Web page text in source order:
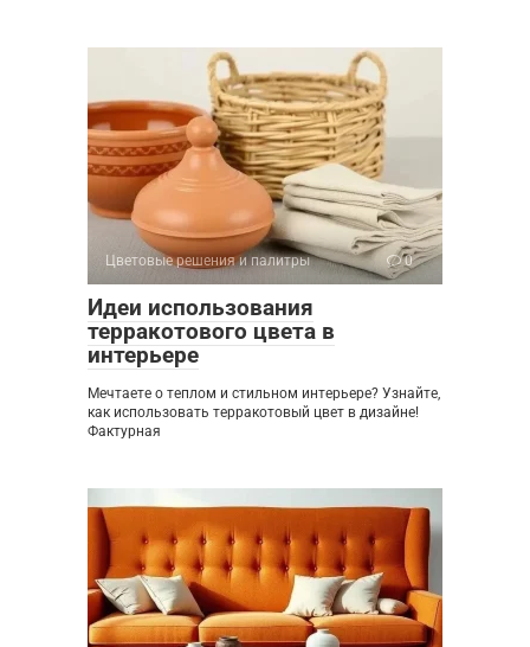
Цветовые решения и палитры 0
Идеи использования
терракотового цвета в
интерьере
Мечтаете о теплом и стильном интерьере? Узнайте,
как использовать терракотовый цвет в дизайне!
Фактурная